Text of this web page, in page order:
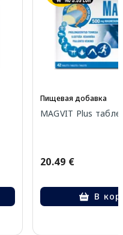
Пищевая добавка
MAGVIT Plus
20.49 €
В